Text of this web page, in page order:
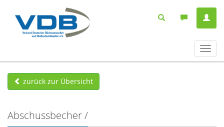
ein-/
zurück zur Übersicht
Abschussbecher /